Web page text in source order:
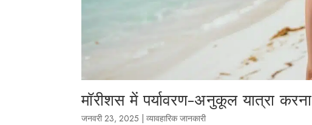
मॉरीशस में पर्यावरण-अनुकूल यात्रा करना
जनवरी 23, 2025 |व्यावहारिक जानकारी